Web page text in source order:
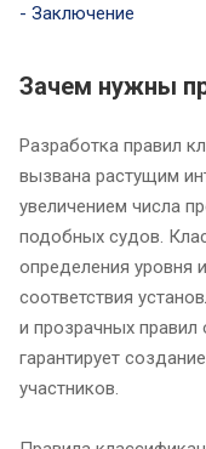
- Заключение
Зачем нужны
Разработка правил
вызвана растущим
увеличением числа
подобных судов.
определения уровня
соответствия
и прозрачных правил
гарантирует
участников.